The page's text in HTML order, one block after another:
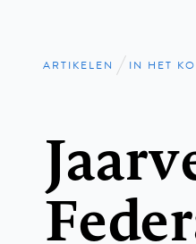
Kruimelpad
ARTIKELEN IN HET